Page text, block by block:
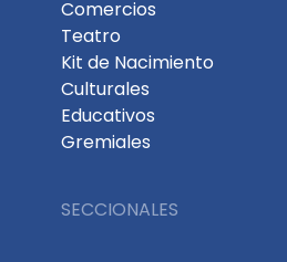
Comercios
Teatro
Kit de Nacimiento
Culturales
Educativos
Gremiales
SECCIONALES